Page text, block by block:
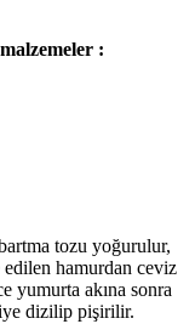
:
tozu yoğurulur,
hamurdan ceviz
yumurta akına sonra
dizilip pişirilir.